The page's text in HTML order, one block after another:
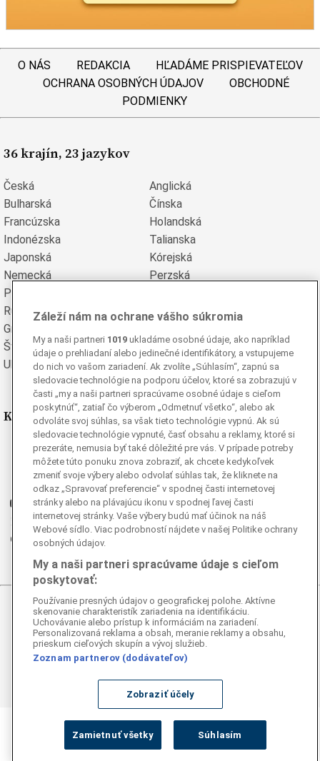
O NÁS REDAKCIA
HĽADÁME PRISPIEVATEĽOV
OCHRANA OSOBNÝCH ÚDAJOV
OBCHODNÉ
PODMIENKY
36 krajín, 23 jazykov
Česká
Anglická
Bulharská
Čínska
Francúzska
Holandská
Indonézska
Talianska
Japonská
Kórejská
Nemecká
Perzská
Poľská
Rumunská
Ruská
Grécka
Švédska
Turecká
Ukrajinská
Vietnamská
Kde nás nájdete
Facebook
Instagram
Ganjing
Youtube
Twitter
Telegram
RSS
© 2026 Epoch Times Slovensko
Všetky práva vyhradené. Publikovanie alebo ďalšie šírenie
správ a fotografií zo zdrojov TASR je bez
autorského zákona.
Záleží nám na ochrane vášho súkromia
My a naši partneri 1019 ukladáme osobné údaje, ako napríklad
údaje o prehliadaní alebo jedinečné identifikátory, a vstupujeme
do nich vo vašom zariadení. Ak zvolíte „Súhlasím“, zapnú sa
sledovacie technológie na podporu účelov, ktoré sa zobrazujú v
časti „my a naši partneri spracúvame osobné údaje s cieľom
poskytnúť“, zatiaľ čo výberom „Odmetnuť všetko“, alebo ak
odvoláte svoj súhlas, sa však tieto technológie vypnú. Ak sú
sledovacie technológie vypnuté, časť obsahu a reklamy, ktoré si
prezeráte, nemusia byť také dôležité pre vás. V prípade potreby
môžete túto ponuku znova zobraziť, ak chcete kedykoľvek
zmeniť svoje výbery alebo odvolať súhlas tak, že kliknete na
odkaz „Spravovať preferencie“ v spodnej časti internetovej
stránky alebo na plávajúcu ikonu v spodnej ľavej časti
internetovej stránky. Vaše výbery budú mať účinok na náš
Webové sídlo. Viac podrobností nájdete v našej Politike ochrany
osobných údajov.
My a naši partneri spracúvame údaje s cieľom
poskytovať:
Používanie presných údajov o geografickej polohe. Aktívne
skenovanie charakteristík zariadenia na identifikáciu.
Uchovávanie alebo prístup k informáciám na zariadení.
Personalizovaná reklama a obsah, meranie reklamy a obsahu,
prieskum cieľových skupín a vývoj služieb.
Zoznam partnerov (dodávateľov)
Zobraziť účely
Zamietnuť všetky Súhlasím